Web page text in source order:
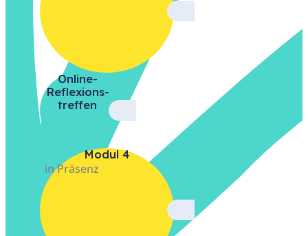
Online-
Reflexions­
treffen
Modul 4
in Präsenz